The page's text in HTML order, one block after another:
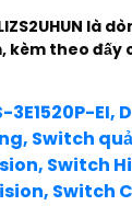
là
kèm theo đấy